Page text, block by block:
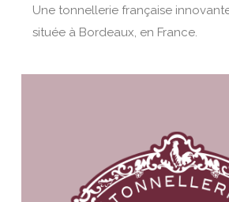
Une tonnellerie française
située à Bordeaux, en France.